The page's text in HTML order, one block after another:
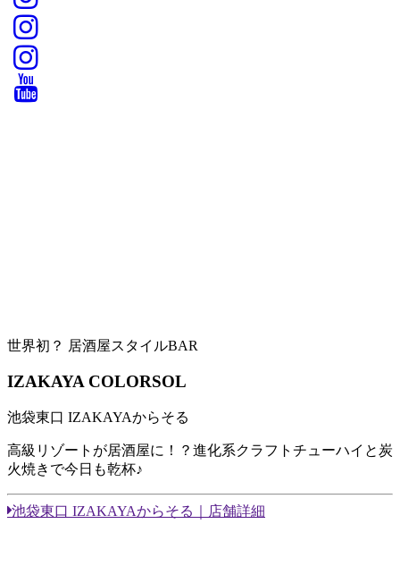
世界初？ 居酒屋スタイルBAR
IZAKAYA COLORSOL
池袋東口 IZAKAYAからそる
高級リゾートが居酒屋に！？進化系クラフトチューハイと炭
火焼きで今日も乾杯♪
池袋東口 IZAKAYAからそる｜店舗詳細